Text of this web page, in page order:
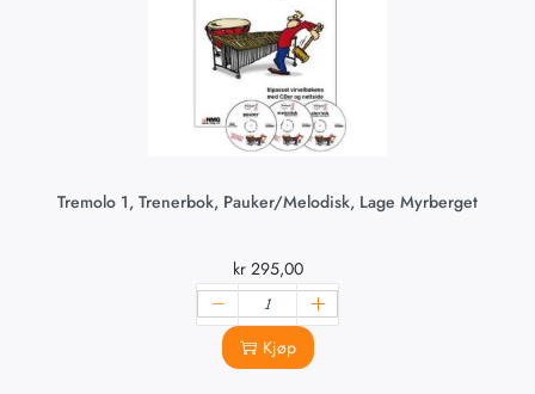
Tremolo 1, Trenerbok, Pauker/Melodisk, Lage Myrberget
kr295,00
Kjøp